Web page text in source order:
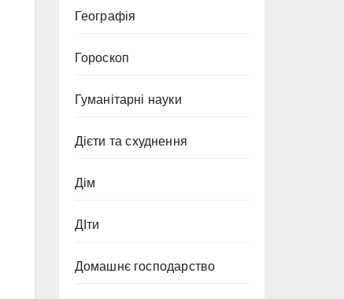
Географія
Гороскоп
Гуманітарні науки
Дієти та схуднення
Дім
ДІти
Домашнє господарство